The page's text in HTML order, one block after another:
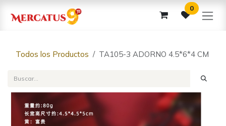
0
Todos los Productos TA105-3 ADORNO 4.5*6*4 CM